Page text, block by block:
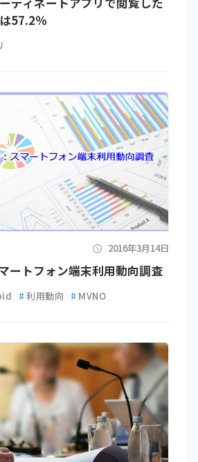
57.2％
2016年3月14日
ートフォン端末利用動向調査
# 利用動向 # MVNO